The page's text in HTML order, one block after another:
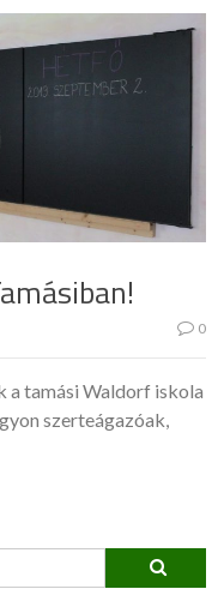
0
a tamási Waldorf iskola
szerteágazóak,